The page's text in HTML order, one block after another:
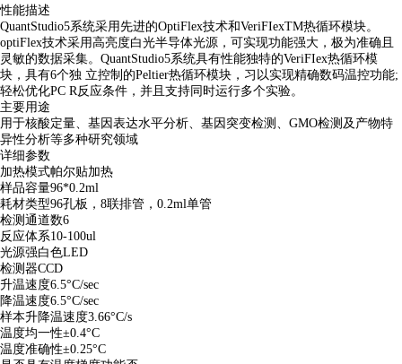
性能描述
QuantStudio5系统采用先进的OptiFlex技术和VeriFIexTM热循环模块。
optiFlex技术采用高亮度白光半导体光源，可实现功能强大，极为准确且
灵敏的数据采集。QuantStudio5系统具有性能独特的VeriFIex热循环模
块，具有6个独 立控制的Peltier热循环模块，习以实现精确数码温控功能;
轻松优化PC R反应条件，并且支持同时运行多个实验。
主要用途
用于核酸定量、基因表达水平分析、基因突变检测、GMO检测及产物特
异性分析等多种研究领域
详细参数
加热模式帕尔贴加热
样品容量96*0.2ml
耗材类型96孔板，8联排管，0.2ml单管
检测通道数6
反应体系10-100ul
光源强白色LED
检测器CCD
升温速度6.5°C/sec
降温速度6.5°C/sec
样本升降温速度3.66°C/s
温度均一性±0.4°C
温度准确性±0.25°C